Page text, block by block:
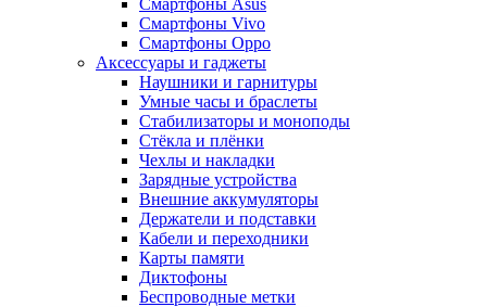
Смартфоны Asus
Смартфоны Vivo
Смартфоны Oppo
Аксессуары и гаджеты
Наушники и гарнитуры
Умные часы и браслеты
Стабилизаторы и моноподы
Стёкла и плёнки
Чехлы и накладки
Зарядные устройства
Внешние аккумуляторы
Держатели и подставки
Кабели и переходники
Карты памяти
Диктофоны
Беспроводные метки